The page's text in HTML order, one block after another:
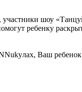
шоу
ребенку
Ваш